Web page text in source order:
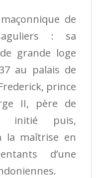
de
: sa
grande loge
au palais de
prince
II, père de
initié puis,
la maîtrise en
d’une